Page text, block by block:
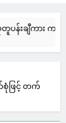
းချီကား ကနေဒ
စုံဖြင့် တက်